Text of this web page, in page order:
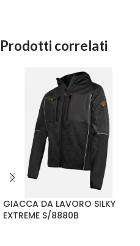
Prodotti correlati
GIACCA DA LAVORO SILKY
EXTREME S/8880B